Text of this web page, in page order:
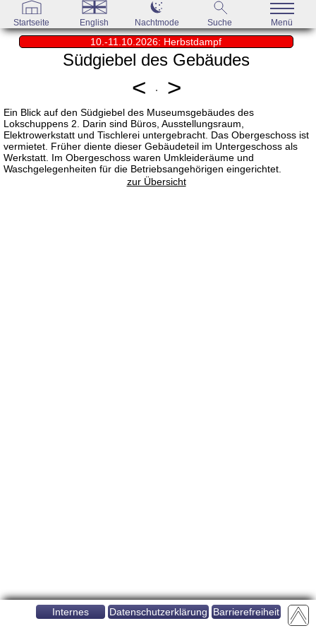
Startseite English Nachtmode Suche Menü
10.-11.10.2026: Herbstdampf
Südgiebel des Gebäudes
< >
Ein Blick auf den Südgiebel des Museumsgebäudes des
Lokschuppens 2. Darin sind Büros, Ausstellungsraum,
Elektrowerkstatt und Tischlerei untergebracht. Das Obergeschoss ist
vermietet. Früher diente dieser Gebäudeteil im Untergeschoss als
Werkstatt. Im Obergeschoss waren Umkleideräume und
Waschgelegenheiten für die Betriebsangehörigen eingerichtet.
zur Übersicht
Internes Datenschutzerklärung Barrierefreiheit